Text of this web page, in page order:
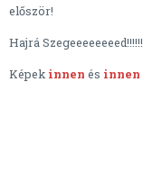
először!
Hajrá Szegeeeeeeeed!!!!!!
Képek innen és innen